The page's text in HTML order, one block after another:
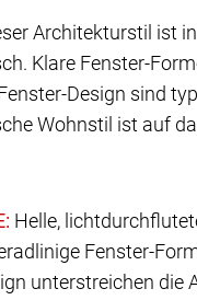
Architekturstil ist
Klare Fenster-
Design sind
Wohnstil ist auf
Helle,
Fenster-
unterstreichen die